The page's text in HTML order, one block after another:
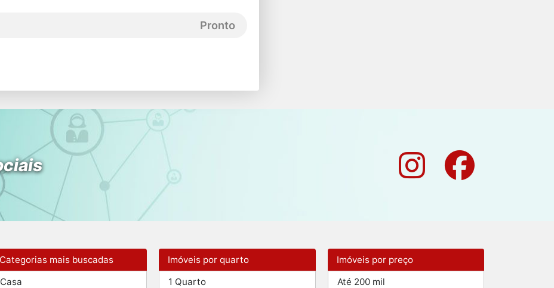
Pronto
Categorias mais buscadas
Casa
Imóveis por quarto
1 Quarto
Imóveis por preço
Até 200 mil